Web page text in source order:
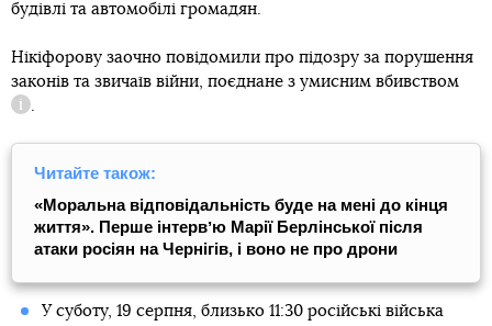
будівлі та автомобілі громадян.
Нікіфорову заочно повідомили про підозру за порушення
законів та звичаїв війни, поєднане з умисним вбивством
Довідка
.
Читайте також:
«Моральна відповідальність буде на мені до кінця
життя». Перше інтервʼю Марії Берлінської після
атаки росіян на Чернігів, і воно не про дрони
У суботу, 19 серпня, близько 11:30 російські війська